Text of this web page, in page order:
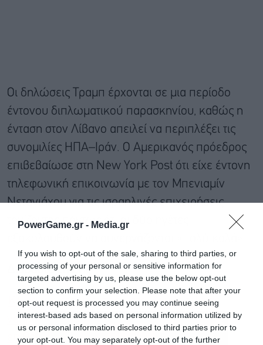
PowerGame.gr - Media.gr
If you wish to opt-out of the sale, sharing to third parties, or
processing of your personal or sensitive information for
targeted advertising by us, please use the below opt-out
section to confirm your selection. Please note that after your
opt-out request is processed you may continue seeing
interest-based ads based on personal information utilized by
us or personal information disclosed to third parties prior to
your opt-out. You may separately opt-out of the further
Οι δηλώσεις Τραμπ έρχονται σε μια περίοδο
έντονου διπλωματικού παρασκηνίου, καθώς η
ένταση στον Λίβανο απειλεί να περιπλέξει τις
συνομιλίες ΗΠΑ–Ιράν. Ο Αμερικανός πρόεδρος
επιβεβαίωσε στη New York Post ότι είχε έντονη
τηλεφωνική επικοινωνία με τον Μπενιαμίν
Νετανιάχου για τις ισραηλινές επιχειρήσεις,
τονίζοντας πάντως ότι οι δύο ηγέτες
Διαβάστε επίσης
Κλιμακώνεται η ένταση στο Κουβέιτ: Ένας
νεκρός και δεκάδες τραυματίες από ιρανική
επίθεση στο αεροδρόμιο